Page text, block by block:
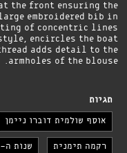
the front ensuring the
embroidered bib in
of concentric lines
encircles the boat
adds detail to the
armholes of the blouse.
תגיות
אוסף שולמית דוברו ניימן
רקמה תימנית שנות ה-50